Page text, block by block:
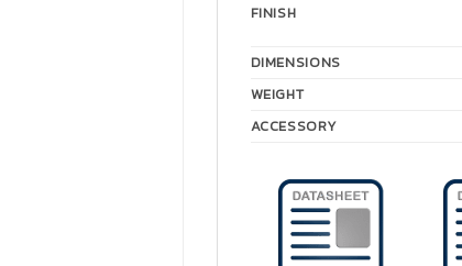
FINISH
DIMENSIONS
WEIGHT
ACCESSORY